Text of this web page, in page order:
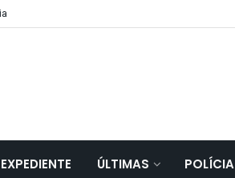
EXPEDIENTE ÚLTIMAS POLÍCIA